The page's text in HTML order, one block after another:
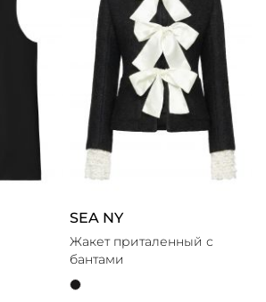
SEA NY
Жакет приталенный с
бантами